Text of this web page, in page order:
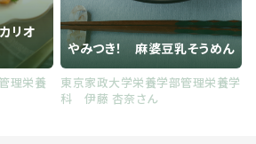
リオ
理栄養
やみつき！ 麻婆豆乳そうめん
東京家政大学栄養学部管理栄養学
科 伊藤 杏奈さん